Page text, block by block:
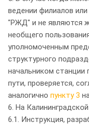
ведении филиалов
"РЖД" и не являются
необщего
уполномоченным
структурного
начальником
пути, проверяется,
аналогично пункту 3
6. На
6.1. Инструкция,